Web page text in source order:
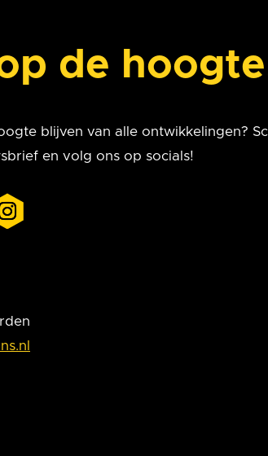
de
blijven van alle ontwikkelingen?
en volg ons op socials!